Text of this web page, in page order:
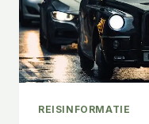
REISINFORMATIE